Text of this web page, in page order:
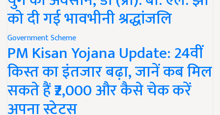
को दी गई भावभीनी श्रद्धांजलि
Government Scheme
PM Kisan Yojana Update: 24वीं
किस्त का इंतजार बढ़ा, जानें कब मिल
सकते हैं ₹2,000 और कैसे चेक करें
अपना स्टेटस